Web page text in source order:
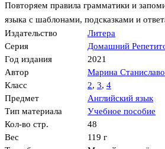
Повторяем правила грамматики и
языка с шаблонами, подсказками и
Издательство
Литера
Серия
Домашний
Год издания
2021
Автор
Марина
Класс
2, 3, 4
Предмет
Английский язык
Тип материала
Учебное пособие
Кол-во стр.
48
Вес
119 г